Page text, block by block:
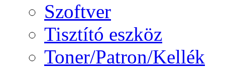
Szoftver
Tisztító eszköz
Toner/Patron/Kellék